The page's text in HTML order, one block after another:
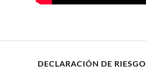
DECLARACIÓN DE RIESGO